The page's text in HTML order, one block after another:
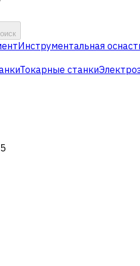
Инструментальная
Токарные станки